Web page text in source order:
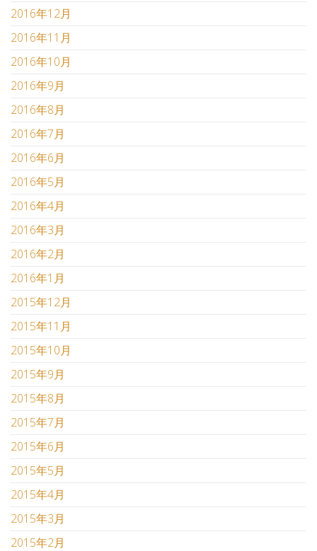
2016年12月
2016年11月
2016年10月
2016年9月
2016年8月
2016年7月
2016年6月
2016年5月
2016年4月
2016年3月
2016年2月
2016年1月
2015年12月
2015年11月
2015年10月
2015年9月
2015年8月
2015年7月
2015年6月
2015年5月
2015年4月
2015年3月
2015年2月